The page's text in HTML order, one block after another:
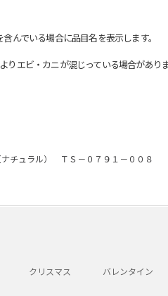
んでいる場合に品目名を表示します。
ビ・カニが混じっている場合があり
チュラル） ＴＳ－０７９１－００８
クリスマス バレンタイン